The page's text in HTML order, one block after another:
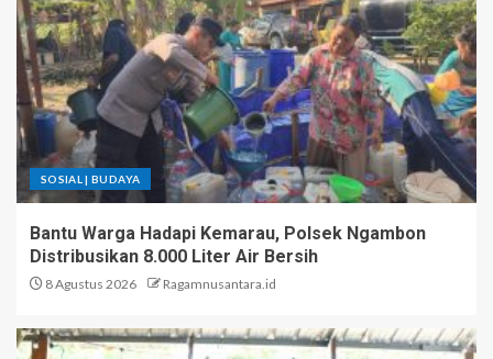
SOSIAL | BUDAYA
Bantu Warga Hadapi Kemarau, Polsek Ngambon
Distribusikan 8.000 Liter Air Bersih
8 Agustus 2026 Ragamnusantara.id